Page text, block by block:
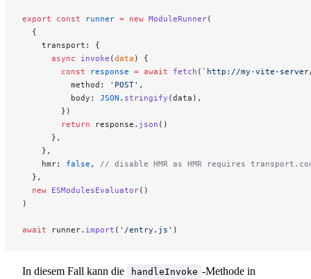
export const runner = new ModuleRunner(
  {
    transport: {
      async
invoke (data ) {
        const
response = await fetch ( `http://my-vite-
          method:
'POST' ,
          body:
JSON . stringify (data),
        })
        return
response. json ()
      },
    },
    hmr:
false , // disable HMR as HMR requires
  },
  new
ESModulesEvaluator()
)
await runner. import ( '/entry.js' )
In diesem Fall kann die handleInvoke -Methode in